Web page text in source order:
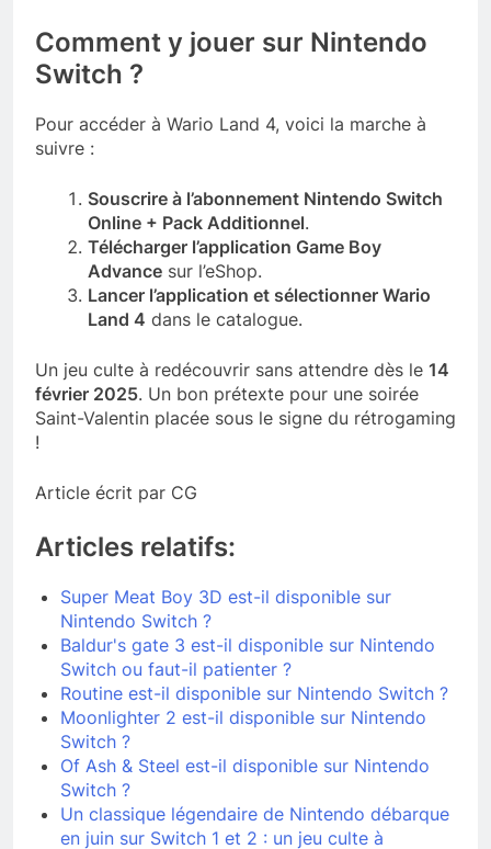
Comment y jouer sur Nintendo
Switch ?
Pour accéder à Wario Land 4, voici la marche à
suivre :
Souscrire à l’abonnement Nintendo Switch
Online + Pack Additionnel.
Télécharger l’application Game Boy
Advance sur l’eShop.
Lancer l’application et sélectionner Wario
Land 4 dans le catalogue.
Un jeu culte à redécouvrir sans attendre dès le 14
février 2025. Un bon prétexte pour une soirée
Saint-Valentin placée sous le signe du rétrogaming
!
Article écrit par CG
Articles relatifs:
Super Meat Boy 3D est-il disponible sur
Nintendo Switch ?
Baldur's gate 3 est-il disponible sur Nintendo
Switch ou faut-il patienter ?
Routine est-il disponible sur Nintendo Switch ?
Moonlighter 2 est-il disponible sur Nintendo
Switch ?
Of Ash & Steel est-il disponible sur Nintendo
Switch ?
Un classique légendaire de Nintendo débarque
en juin sur Switch 1 et 2 : un jeu culte à